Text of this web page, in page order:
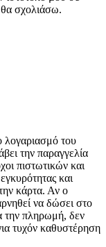
σχολιάσω.
του
την παραγγελία
πιστωτικών και
και
κάρτα. Αν ο
να δώσει στο
την πληρωμή, δεν
τυχόν καθυστέρηση